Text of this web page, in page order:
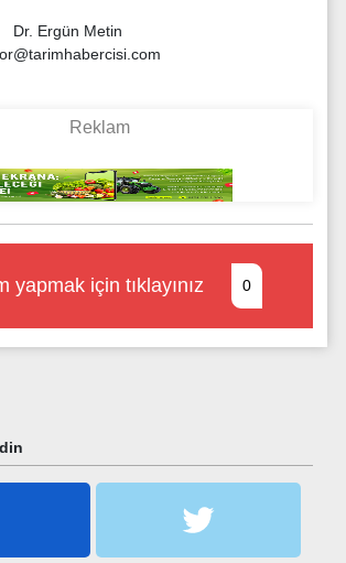
Dr. Ergün Metin
yapmak için tıklayınız 0